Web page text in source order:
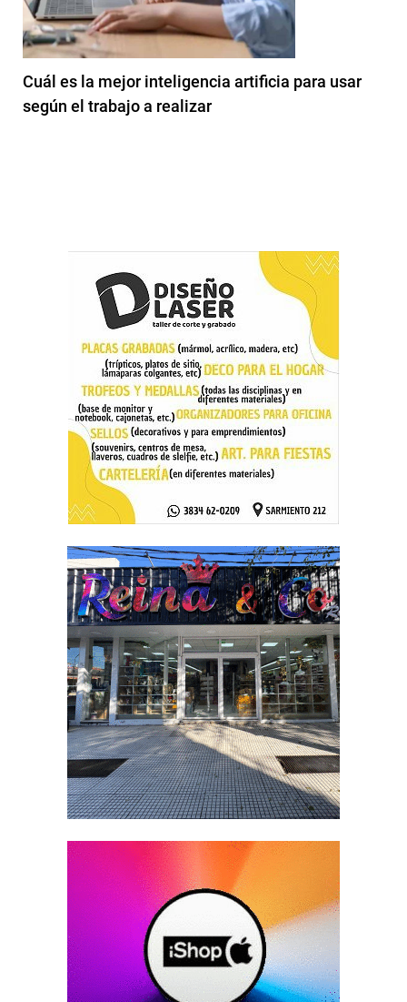
Cuál es la mejor inteligencia artificia para usar
según el trabajo a realizar